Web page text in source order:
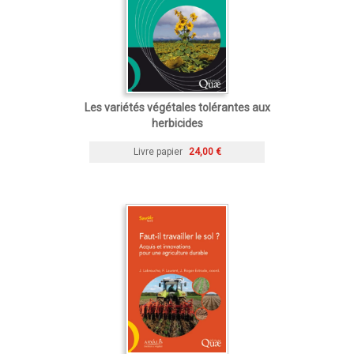
Les variétés végétales tolérantes aux
herbicides
Livre papier 24,00 €